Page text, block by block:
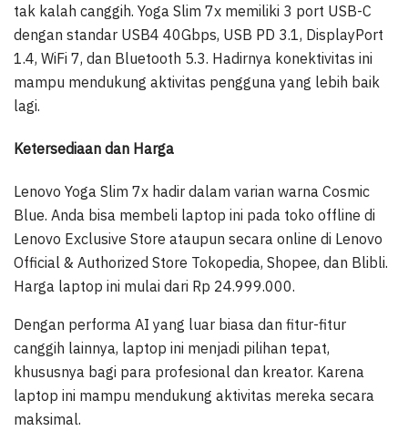
tak kalah canggih. Yoga Slim 7x memiliki 3 port USB-C
dengan standar USB4 40Gbps, USB PD 3.1, DisplayPort
1.4, WiFi 7, dan Bluetooth 5.3. Hadirnya konektivitas ini
mampu mendukung aktivitas pengguna yang lebih baik
lagi.
Ketersediaan dan Harga
Lenovo Yoga Slim 7x hadir dalam varian warna Cosmic
Blue. Anda bisa membeli laptop ini pada toko offline di
Lenovo Exclusive Store ataupun secara online di Lenovo
Official & Authorized Store Tokopedia, Shopee, dan Blibli.
Harga laptop ini mulai dari Rp 24.999.000.
Dengan performa AI yang luar biasa dan fitur-fitur
canggih lainnya, laptop ini menjadi pilihan tepat,
khususnya bagi para profesional dan kreator. Karena
laptop ini mampu mendukung aktivitas mereka secara
maksimal.